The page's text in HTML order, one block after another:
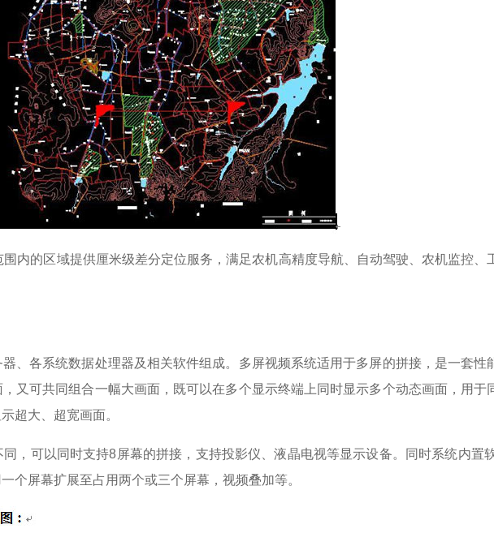
内的区域提供厘米级差分定位服务，满足农机高精度导航、自动驾驶、农机监控、
、各系统数据处理器及相关软件组成。多屏视频系统适用于多屏的拼接，是一套性
又可共同组合一幅大画面，既可以在多个显示终端上同时显示多个动态画面，用于
超大、超宽画面。
，可以同时支持8屏幕的拼接，支持投影仪、液晶电视等显示设备。同时系统内置
个屏幕扩展至占用两个或三个屏幕，视频叠加等。